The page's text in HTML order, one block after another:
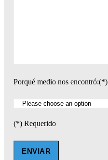
Porqué medio nos encontró:(*)
(*) Requerido